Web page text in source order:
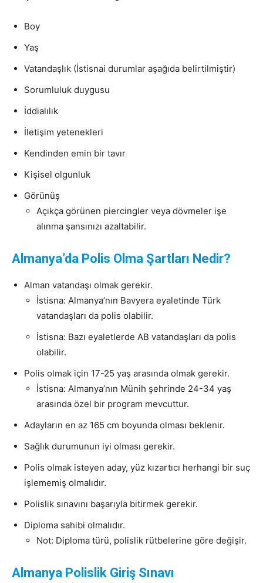
Boy
Yaş
Vatandaşlık (İstisnai durumlar aşağıda belirtilmiştir)
Sorumluluk duygusu
İddialılık
İletişim yetenekleri
Kendinden emin bir tavır
Kişisel olgunluk
Görünüş
Açıkça görünen piercingler veya dövmeler işe
alınma şansınızı azaltabilir.
Almanya’da Polis Olma Şartları Nedir?
Alman vatandaşı olmak gerekir.
İstisna: Almanya’nın Bavyera eyaletinde Türk
vatandaşları da polis olabilir.
İstisna: Bazı eyaletlerde AB vatandaşları da polis
olabilir.
Polis olmak için 17-25 yaş arasında olmak gerekir.
İstisna: Almanya’nın Münih şehrinde 24-34 yaş
arasında özel bir program mevcuttur.
Adayların en az 165 cm boyunda olması beklenir.
Sağlık durumunun iyi olması gerekir.
Polis olmak isteyen aday, yüz kızartıcı herhangi bir suç
işlememiş olmalıdır.
Polislik sınavını başarıyla bitirmek gerekir.
Diploma sahibi olmalıdır.
Not: Diploma türü, polislik rütbelerine göre değişir.
Almanya Polislik Giriş Sınavı